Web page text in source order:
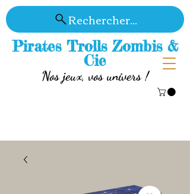
Pirates Trolls Zombis &
Cie
Nos jeux, vos univers !
Rechercher...